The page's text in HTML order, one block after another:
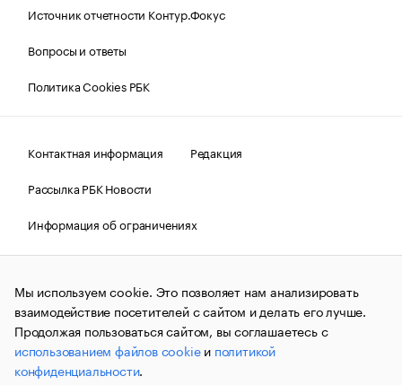
Источник отчетности Контур.Фокус
Вопросы и ответы
Политика Cookies РБК
Контактная информация
Редакция
Рассылка РБК Новости
Информация об ограничениях
Правовая информация
О соблюдении авторских прав
© АО «РОСБИЗНЕСКОНСАЛТИНГ»,1995–2026.Сообщения
и материалы информационного агентства «РБК»
(зарегистрировано Федеральной службой по надзору в сфере
связи, информационных технологий и массовых
коммуникаций (Роскомнадзор) 09.12.2015 за номером ИА
№ФС77-63848) сопровождаются пометкой «РБК». Отдельные
публикации могут содержать информацию,
Мы используем cookie. Это позволяет нам анализировать
взаимодействие посетителей с сайтом и делать его лучше.
Продолжая пользоваться сайтом, вы соглашаетесь с
использованием файлов cookieи политикой
конфиденциальности.